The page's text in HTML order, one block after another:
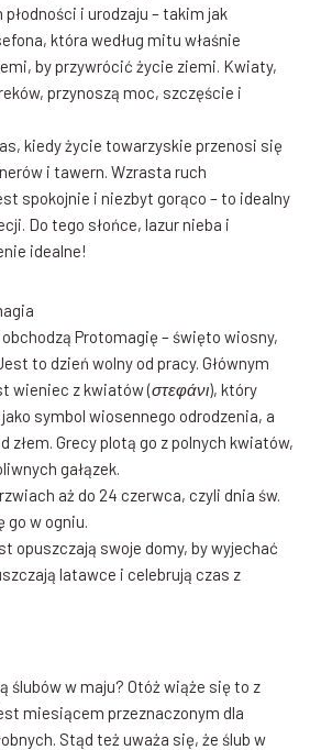
i urodzaju – takim jak
która według mitu właśnie
by przywrócić życie ziemi. Kwiaty,
przynoszą moc, szczęście i
kiedy życie towarzyskie przenosi się
i tawern. Wzrasta ruch
spokojnie i niezbyt gorąco – to idealny
Do tego słońce, lazur nieba i
idealne!
Protomagię – święto wiosny,
to dzień wolny od pracy. Głównym
wieniec z kwiatów (στεφάνι), który
symbol wiosennego odrodzenia, a
złem. Grecy plotą go z polnych kwiatów,
gałązek.
aż do 24 czerwca, czyli dnia św.
go w ogniu.
opuszczają swoje domy, by wyjechać
latawce i celebrują czas z
ślubów w maju? Otóż wiąże się to z
miesiącem przeznaczonym dla
Stąd też uważa się, że ślub w